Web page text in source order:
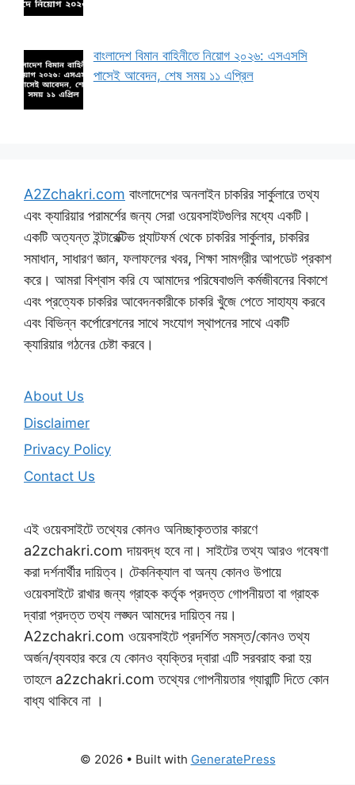
বাংলাদেশ বিমান বাহিনীতে নিয়োগ ২০২৬: এসএসসি
পাসেই আবেদন, শেষ সময় ১১ এপ্রিল
A2Zchakri.com বাংলাদেশের অনলাইন চাকরির সার্কুলারে তথ্য
এবং ক্যারিয়ার পরামর্শের জন্য সেরা ওয়েবসাইটগুলির মধ্যে একটি।
একটি অত্যন্ত ইন্টারেক্টিভ প্ল্যাটফর্ম থেকে চাকরির সার্কুলার, চাকরির
সমাধান, সাধারণ জ্ঞান, ফলাফলের খবর, শিক্ষা সামগ্রীর আপডেট প্রকাশ
করে। আমরা বিশ্বাস করি যে আমাদের পরিষেবাগুলি কর্মজীবনের বিকাশে
এবং প্রত্যেক চাকরির আবেদনকারীকে চাকরি খুঁজে পেতে সাহায্য করবে
এবং বিভিন্ন কর্পোরেশনের সাথে সংযোগ স্থাপনের সাথে একটি
ক্যারিয়ার গঠনের চেষ্টা করবে।
About Us
Disclaimer
Privacy Policy
Contact Us
এই ওয়েবসাইটে তথ্যের কোনও অনিচ্ছাকৃততার কারণে
a2zchakri.com দায়বদ্ধ হবে না। সাইটের তথ্য আরও গবেষণা
করা দর্শনার্থীর দায়িত্ব। টেকনিক্যাল বা অন্য কোনও উপায়ে
ওয়েবসাইটে রাখার জন্য গ্রাহক কর্তৃক প্রদত্ত গোপনীয়তা বা গ্রাহক
দ্বারা প্রদত্ত তথ্য লঙ্ঘন আমদের দায়িত্ব নয়।
A2zchakri.com ওয়েবসাইটে প্রদর্শিত সমস্ত/কোনও তথ্য
অর্জন/ব্যবহার করে যে কোনও ব্যক্তির দ্বারা এটি সরবরাহ করা হয়
তাহলে a2zchakri.com তথ্যের গোপনীয়তার গ্যারান্টি দিতে কোন
বাধ্য থাকিবে না ।
© 2026 • Built with GeneratePress